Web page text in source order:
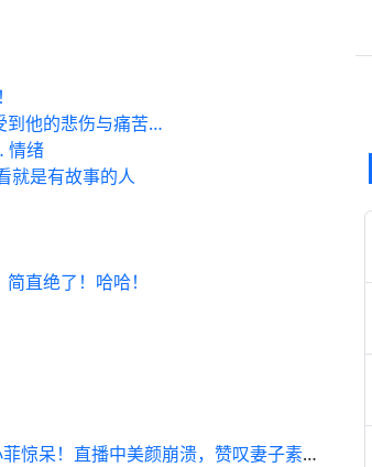
到他的悲伤与痛苦…
情绪
就是有故事的人
直绝了！哈哈！
汪小菲惊呆！直播中美颜崩溃，赞叹妻子素颜惊艳,明星周边